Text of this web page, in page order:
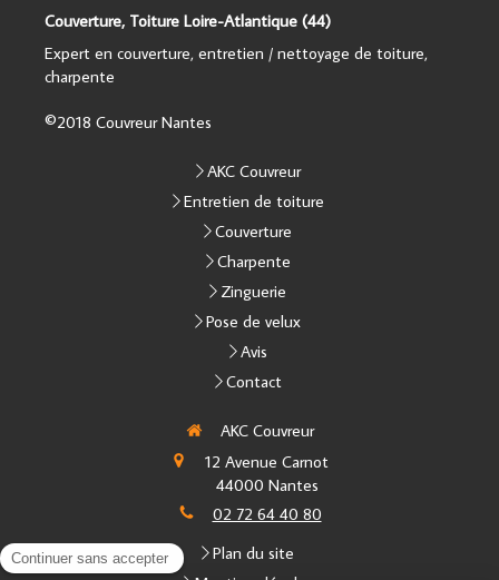
Couverture, Toiture Loire-Atlantique (44)
Expert en couverture, entretien / nettoyage de toiture,
charpente
©2018 Couvreur Nantes
AKC Couvreur
Entretien de toiture
Couverture
Charpente
Zinguerie
Pose de velux
Avis
Contact
AKC Couvreur
12 Avenue Carnot
44000 Nantes
02 72 64 40 80
Plan du site